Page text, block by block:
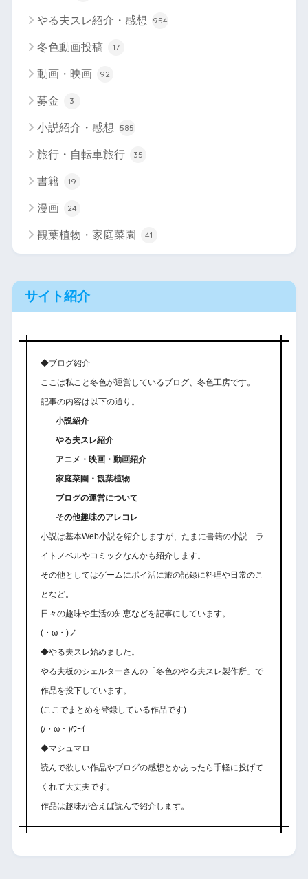
やる夫スレ紹介・感想 954
冬色動画投稿 17
動画・映画 92
募金 3
小説紹介・感想 585
旅行・自転車旅行 35
書籍 19
漫画 24
観葉植物・家庭菜園 41
サイト紹介
◆ブログ紹介
ここは私こと冬色が運営しているブログ、冬色工房です。
記事の内容は以下の通り。
小説紹介
やる夫スレ紹介
アニメ・映画・動画紹介
家庭菜園・観葉植物
ブログの運営について
その他趣味のアレコレ
小説は基本Web小説を紹介しますが、たまに書籍の小説…ラ
イトノベルやコミックなんかも紹介します。
その他としてはゲームにポイ活に旅の記録に料理や日常のこ
となど。
日々の趣味や生活の知恵などを記事にしています。
(・ω・)ノ
◆やる夫スレ始めました。
やる夫板のシェルターさんの「冬色のやる夫スレ製作所」で
作品を投下しています。
(ここでまとめを登録している作品です)
(/・ω・)/ﾜｰｲ
◆マシュマロ
読んで欲しい作品やブログの感想とかあったら手軽に投げて
くれて大丈夫です。
作品は趣味が合えば読んで紹介します。